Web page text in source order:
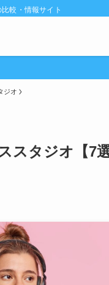
較・情報サイト
ジオ
スタジオ【7